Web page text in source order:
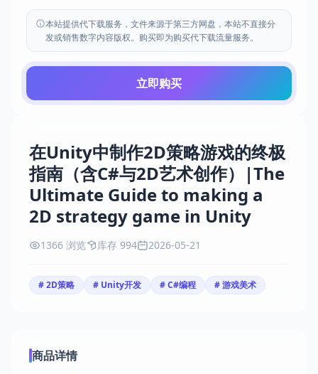
在Unity中制作2D策略游戏的终极
指南（含C#与2D艺术创作）|The
Ultimate Guide to making a
2D strategy game in Unity
1366 浏览 库存 994 2026-05-21
# 2D策略 # Unity开发 # C#编程 # 游戏美术
商品详情
本站提供代下载服务，文件来源于第三方网盘，本站不直接分
发或销售数字内容版权。购买即为购买代下载流量服务。
立即购买